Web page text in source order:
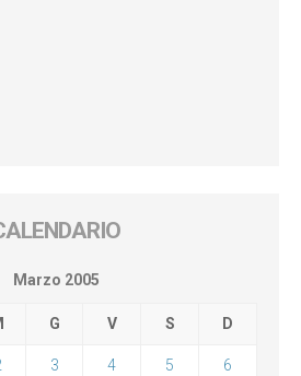
Marzo 2005
G V S D
3 4 5 6